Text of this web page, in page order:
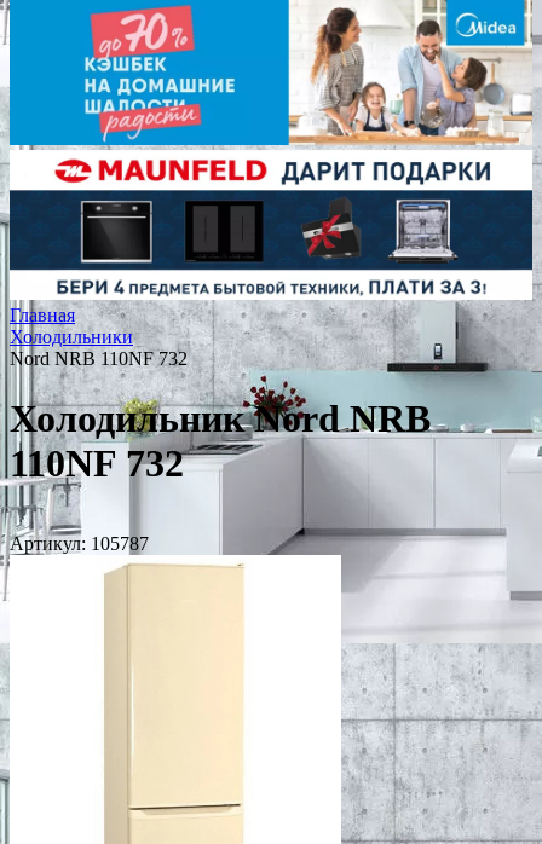
Главная
Холодильники
Nord NRB 110NF 732
Холодильник Nord NRB
110NF 732
Артикул: 105787